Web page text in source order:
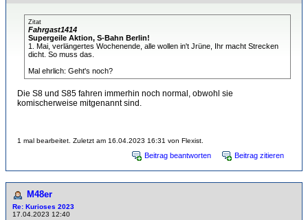
Zitat
Fahrgast1414
Supergeile Aktion, S-Bahn Berlin!
1. Mai, verlängertes Wochenende, alle wollen in't Jrüne, Ihr macht Strecken
dicht. So muss das.
Mal ehrlich: Geht's noch?
Die S8 und S85 fahren immerhin noch normal, obwohl sie
komischerweise mitgenannt sind.
1 mal bearbeitet. Zuletzt am 16.04.2023 16:31 von Flexist.
Beitrag beantworten Beitrag zitieren
M48er
Re: Kurioses 2023
17.04.2023 12:40